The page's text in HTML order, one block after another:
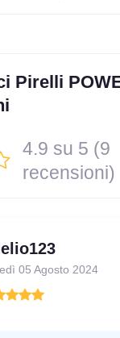
Pirelli
4.9 su 5 (9
recensioni)
05 Agosto 2024